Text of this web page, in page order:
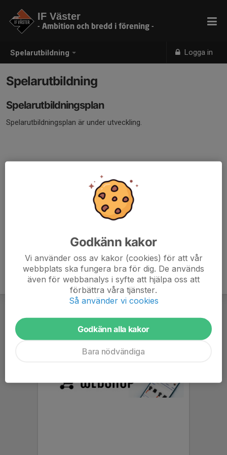
Spelarutbildning Logga in
IF Väster
- Ambition och bredd i förening -
Spelarutbildning
Spelarutbildningsplan
Spelarutbildningsplan är under utveckling.
Godkänn kakor
Vi använder oss av kakor (cookies) för att vår
webbplats ska fungera bra för dig. De används
även för webbanalys i syfte att hjälpa oss att
förbättra våra tjänster.
Så använder vi cookies
Godkänn alla kakor
Bara nödvändiga